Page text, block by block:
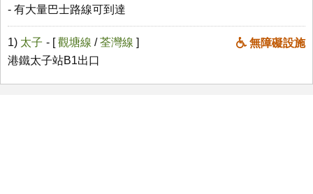
- 有大量巴士路線可到達
1) 太子 無障礙設施
- [觀塘線 /荃灣線 ]
港鐵太子站B1出口